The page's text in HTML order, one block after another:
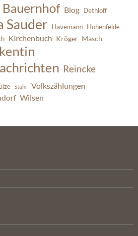
Bauernhof Blog Dethloff
Sauder Havemann Hohenfelde
Kirchenbuch Kröger Masch
Reincke
Stuhr Volkszählungen
Wilsen